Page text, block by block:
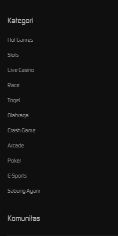
Kategori
Hot Games
Slots
Live Casino
Race
Togel
Olahraga
Crash Game
Arcade
Poker
E-Sports
Sabung Ayam
Komunitas